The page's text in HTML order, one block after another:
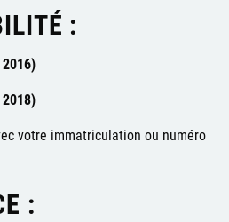
:
votre immatriculation ou numéro
: